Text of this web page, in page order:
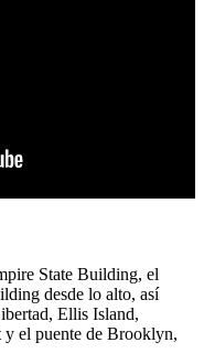
State Building, el
desde lo alto, así
Ellis Island,
y el puente de Brooklyn,